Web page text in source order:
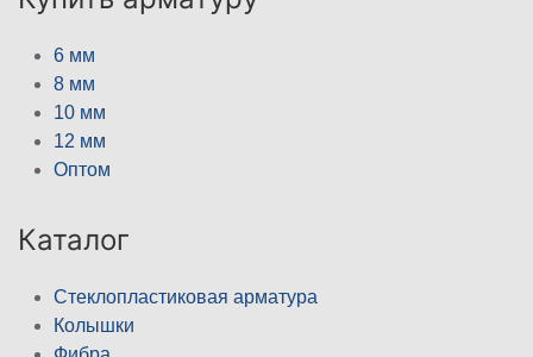
6 мм
8 мм
10 мм
12 мм
Оптом
Каталог
Стеклопластиковая арматура
Колышки